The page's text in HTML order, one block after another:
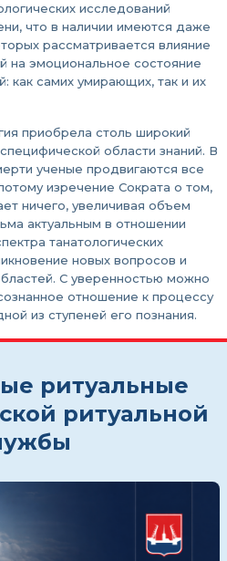
исследований
что в наличии имеются даже
рассматривается влияние
на эмоциональное состояние
как самих умирающих, так и их
приобрела столь широкий
области знаний. В
ученые продвигаются все
изречение Сократа о том,
ничего, увеличивая объем
актуальным в отношении
танатологических
новых вопросов и
С уверенностью можно
отношение к процессу
из ступеней его познания.
ритуальные
ритуальной